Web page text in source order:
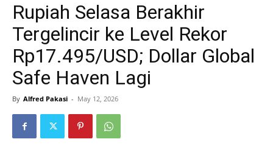
Rupiah Selasa Berakhir
Tergelincir ke Level Rekor
Rp17.495/USD; Dollar Global
Safe Haven Lagi
By Alfred Pakasi - May 12, 2026